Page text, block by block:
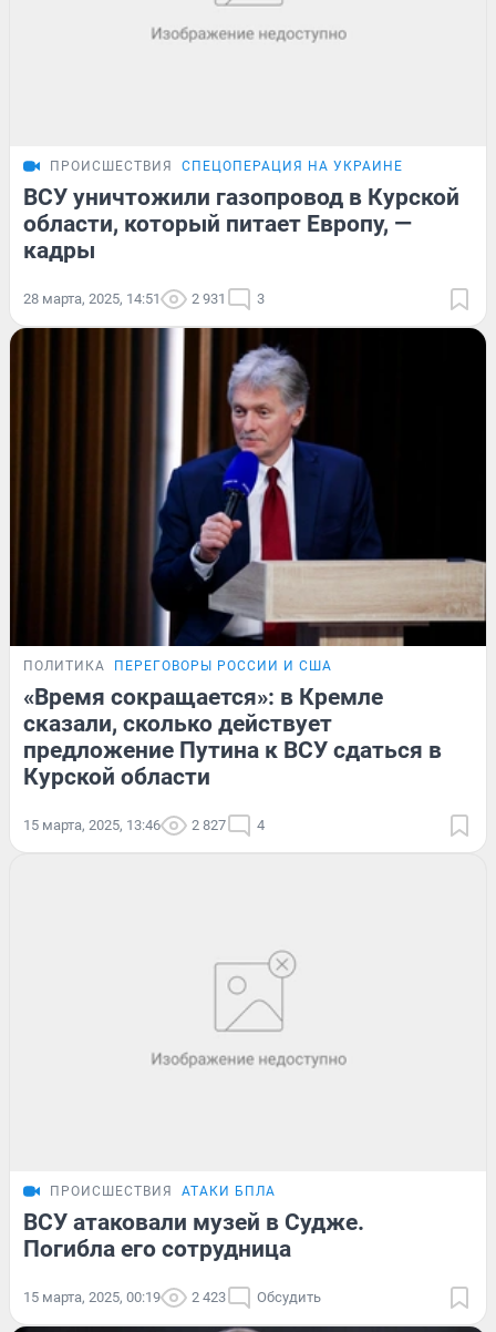
ПРОИСШЕСТВИЯ СПЕЦОПЕРАЦИЯ НА УКРАИНЕ
ВСУ уничтожили газопровод в Курской
области, который питает Европу, —
кадры
28 марта, 2025, 14:51 2 931 3
ПОЛИТИКА ПЕРЕГОВОРЫ РОССИИ И США
«Время сокращается»: в Кремле
сказали, сколько действует
предложение Путина к ВСУ сдаться в
Курской области
15 марта, 2025, 13:46 2 827 4
ПРОИСШЕСТВИЯ АТАКИ БПЛА
ВСУ атаковали музей в Судже.
Погибла его сотрудница
15 марта, 2025, 00:19 2 423 Обсудить